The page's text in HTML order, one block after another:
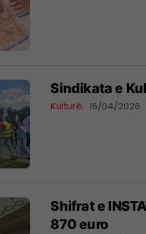
Sindikata e
Kulturë 16/04/2026
Shifrat e
870 euro